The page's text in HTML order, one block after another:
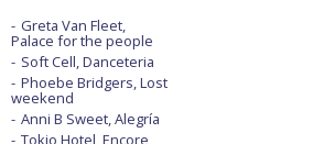
Greta Van Fleet,
Palace for the people
Soft Cell, Danceteria
Phoebe Bridgers, Lost
weekend
Anni B Sweet, Alegría
Tokio Hotel, Encore